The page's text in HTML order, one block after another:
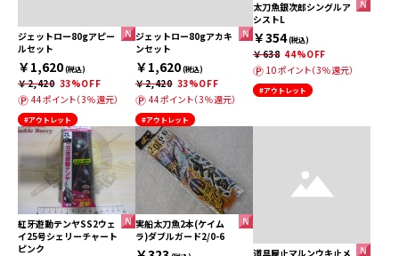
ジェットロー80gアピー
ルセット
￥1,620(税込)
￥2,420 33%OFF
44ポイント（3％還元）
#アウトレット
ジェットロー80gアカキ
ンセット
￥1,620(税込)
￥2,420 33%OFF
44ポイント（3％還元）
#アウトレット
太刀魚銀次郎シングルア
シストL
￥354(税込)
￥638 44%OFF
10ポイント（3％還元）
#アウトレット
紅牙遊動テンヤSS2ウェ
イ25号シェリーチャート
ピンク
実船太刀魚2本(ケイム
ラ)ダブルガード2/0-6
道具屋止マルンウキ止メ